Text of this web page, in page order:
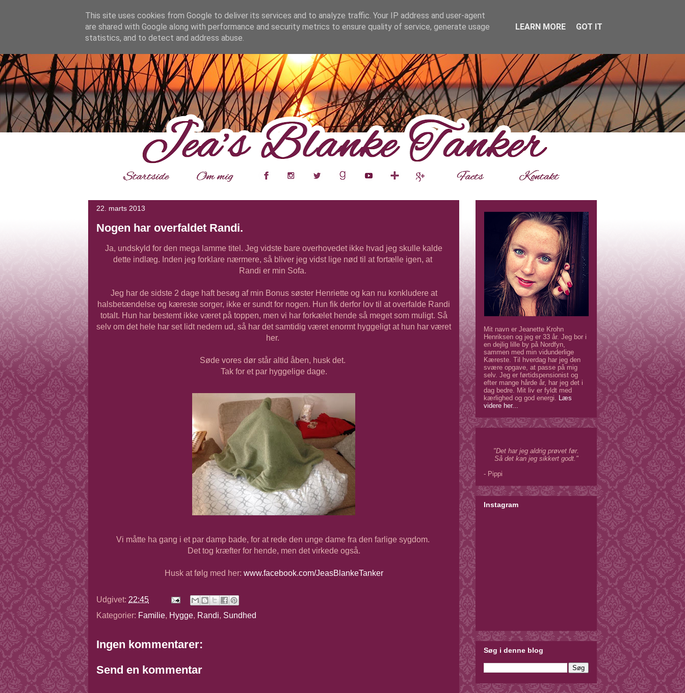
22. marts 2013
Nogen har overfaldet Randi.
Ja, undskyld for den mega lamme titel. Jeg vidste bare overhovedet ikke hvad jeg skulle kalde
dette indlæg. Inden jeg forklare nærmere, så bliver jeg vidst lige nød til at fortælle igen, at
Randi er min Sofa.
Jeg har de sidste 2 dage haft besøg af min Bonus søster Henriette og kan nu konkludere at
halsbetændelse og kæreste sorger, ikke er sundt for nogen. Hun fik derfor lov til at overfalde Randi
totalt. Hun har bestemt ikke været på toppen, men vi har forkælet hende så meget som muligt. Så
selv om det hele har set lidt nedern ud, så har det samtidig været enormt hyggeligt at hun har været
her.
Søde vores dør står altid åben, husk det.
Tak for et par hyggelige dage.
Vi måtte ha gang i et par damp bade, for at rede den unge dame fra den farlige sygdom.
Det tog kræfter for hende, men det virkede også.
Husk at følg med her: www.facebook.com/JeasBlankeTanker
Udgivet: 22:45
Kategorier: Familie, Hygge, Randi, Sundhed
Ingen kommentarer:
Send en kommentar
Mit navn er Jeanette Krohn
Henriksen og jeg er 33 år. Jeg bor i
en dejlig lille by på Nordfyn,
sammen med min vidunderlige
Kæreste. Til hverdag har jeg den
svære opgave, at passe på mig
selv. Jeg er førtidspensionist og
efter mange hårde år, har jeg det i
dag bedre. Mit liv er fyldt med
kærlighed og god energi. Læs
videre her...
"Det har jeg aldrig prøvet før.
Så det kan jeg sikkert godt."
- Pippi
Instagram
Søg i denne blog
This site uses cookies from Google to deliver its services and to analyze traffic. Your IP address and user-agent
are shared with Google along with performance and security metrics to ensure quality of service, generate usage
statistics, and to detect and address abuse.
LEARN MORE GOT IT